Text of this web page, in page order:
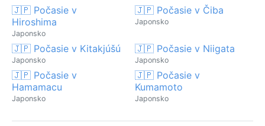
🇯🇵 Počasie v
Hiroshima
Japonsko
🇯🇵 Počasie v Čiba
Japonsko
🇯🇵 Počasie v Kitakjúšú
Japonsko
🇯🇵 Počasie v Niigata
Japonsko
🇯🇵 Počasie v
Hamamacu
Japonsko
🇯🇵 Počasie v
Kumamoto
Japonsko